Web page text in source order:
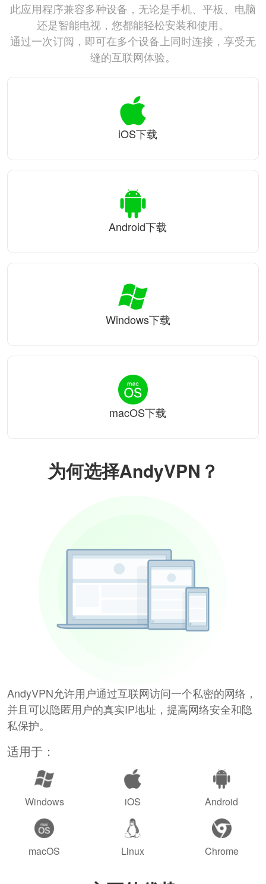
为何选择AndyVPN？
AndyVPN允许用户通过互联网访问一个私密的网络，
并且可以隐匿用户的真实IP地址，提高网络安全和隐
私保护。
适用于：
Windows iOS Android
macOS Linux Chrome
此应用程序兼容多种设备，无论是手机、平板、电脑
还是智能电视，您都能轻松安装和使用。
通过一次订阅，即可在多个设备上同时连接，享受无
缝的互联网体验。
iOS下载
Android下载
Windows下载
macOS下载